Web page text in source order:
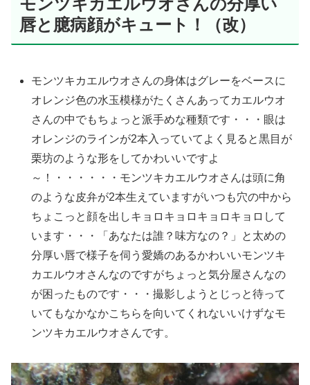
唇と臆病顔がキュート！（改）
モンツキカエルウオさんの身体はグレーをベースに
オレンジ色の水玉模様がたくさんあってカエルウオ
さんの中でもちょっと派手めな種類です・・・眼は
オレンジのラインが2本入っていてよく見ると黒目が
栗坊のような形をしてかわいいですよ
～！・・・・・・モンツキカエルウオさんは頭に角
のような皮弁が2本生えていますがいつも穴の中から
ちょこっと顔を出しキョロキョロキョロキョロして
います・・・「あなたは誰？味方なの？」と太めの
分厚い唇で様子を伺う愛嬌のあるかわいいモンツキ
カエルウオさんなのですがちょっと気分屋さんなの
が困ったものです・・・撮影しようとじっと待って
いてもなかなかこちらを向いてくれないいけずなモ
ンツキカエルウオさんです。